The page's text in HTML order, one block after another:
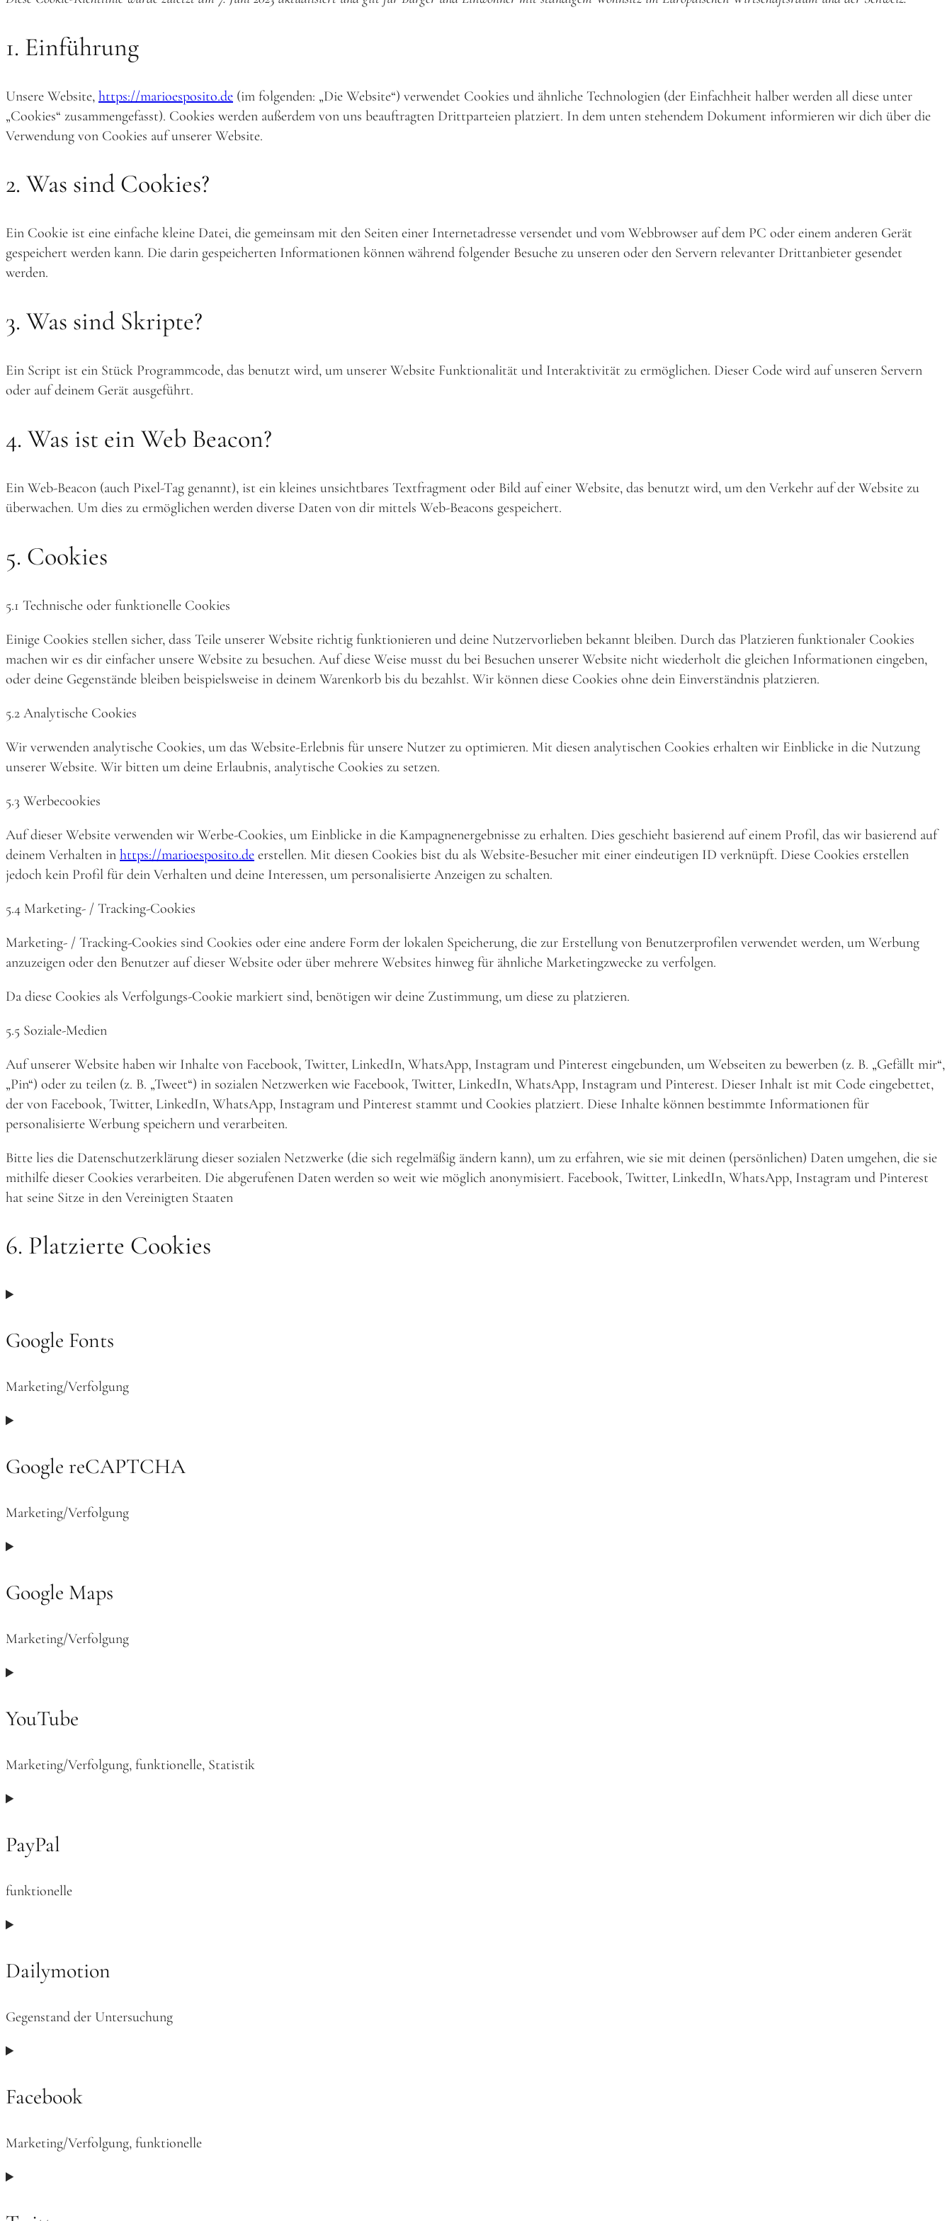
1. Einführung
Unsere Website, https://marioesposito.de (im folgenden: „Die Website“) verwendet Cookies und ähnliche Technologien (der Einfachheit halber werden all diese unter
„Cookies“ zusammengefasst). Cookies werden außerdem von uns beauftragten Drittparteien platziert. In dem unten stehendem Dokument informieren wir dich über die
Verwendung von Cookies auf unserer Website.
2. Was sind Cookies?
Ein Cookie ist eine einfache kleine Datei, die gemeinsam mit den Seiten einer Internetadresse versendet und vom Webbrowser auf dem PC oder einem anderen Gerät
gespeichert werden kann. Die darin gespeicherten Informationen können während folgender Besuche zu unseren oder den Servern relevanter Drittanbieter gesendet
werden.
3. Was sind Skripte?
Ein Script ist ein Stück Programmcode, das benutzt wird, um unserer Website Funktionalität und Interaktivität zu ermöglichen. Dieser Code wird auf unseren Servern
oder auf deinem Gerät ausgeführt.
4. Was ist ein Web Beacon?
Ein Web-Beacon (auch Pixel-Tag genannt), ist ein kleines unsichtbares Textfragment oder Bild auf einer Website, das benutzt wird, um den Verkehr auf der Website zu
überwachen. Um dies zu ermöglichen werden diverse Daten von dir mittels Web-Beacons gespeichert.
5. Cookies
5.1 Technische oder funktionelle Cookies
Einige Cookies stellen sicher, dass Teile unserer Website richtig funktionieren und deine Nutzervorlieben bekannt bleiben. Durch das Platzieren funktionaler Cookies
machen wir es dir einfacher unsere Website zu besuchen. Auf diese Weise musst du bei Besuchen unserer Website nicht wiederholt die gleichen Informationen eingeben,
oder deine Gegenstände bleiben beispielsweise in deinem Warenkorb bis du bezahlst. Wir können diese Cookies ohne dein Einverständnis platzieren.
5.2 Analytische Cookies
Wir verwenden analytische Cookies, um das Website-Erlebnis für unsere Nutzer zu optimieren. Mit diesen analytischen Cookies erhalten wir Einblicke in die Nutzung
unserer Website. Wir bitten um deine Erlaubnis, analytische Cookies zu setzen.
5.3 Werbecookies
Auf dieser Website verwenden wir Werbe-Cookies, um Einblicke in die Kampagnenergebnisse zu erhalten. Dies geschieht basierend auf einem Profil, das wir basierend auf
deinem Verhalten in https://marioesposito.de erstellen. Mit diesen Cookies bist du als Website-Besucher mit einer eindeutigen ID verknüpft. Diese Cookies erstellen
jedoch kein Profil für dein Verhalten und deine Interessen, um personalisierte Anzeigen zu schalten.
5.4 Marketing- / Tracking-Cookies
Marketing- / Tracking-Cookies sind Cookies oder eine andere Form der lokalen Speicherung, die zur Erstellung von Benutzerprofilen verwendet werden, um Werbung
anzuzeigen oder den Benutzer auf dieser Website oder über mehrere Websites hinweg für ähnliche Marketingzwecke zu verfolgen.
Da diese Cookies als Verfolgungs-Cookie markiert sind, benötigen wir deine Zustimmung, um diese zu platzieren.
5.5 Soziale-Medien
Auf unserer Website haben wir Inhalte von Facebook, Twitter, LinkedIn, WhatsApp, Instagram und Pinterest eingebunden, um Webseiten zu bewerben (z. B. „Gefällt mir“,
„Pin“) oder zu teilen (z. B. „Tweet“) in sozialen Netzwerken wie Facebook, Twitter, LinkedIn, WhatsApp, Instagram und Pinterest. Dieser Inhalt ist mit Code eingebettet,
der von Facebook, Twitter, LinkedIn, WhatsApp, Instagram und Pinterest stammt und Cookies platziert. Diese Inhalte können bestimmte Informationen für
personalisierte Werbung speichern und verarbeiten.
Bitte lies die Datenschutzerklärung dieser sozialen Netzwerke (die sich regelmäßig ändern kann), um zu erfahren, wie sie mit deinen (persönlichen) Daten umgehen, die sie
mithilfe dieser Cookies verarbeiten. Die abgerufenen Daten werden so weit wie möglich anonymisiert. Facebook, Twitter, LinkedIn, WhatsApp, Instagram und Pinterest
hat seine Sitze in den Vereinigten Staaten
6. Platzierte Cookies
Google Fonts
Marketing/Verfolgung
Consent
service
google-
Google reCAPTCHA
Marketing/Verfolgung
Consent
service
google-
Google Maps
Marketing/Verfolgung
Consent
service
google-
YouTube
Marketing/Verfolgung, funktionelle, Statistik
Consent
service
youtube
PayPal
funktionelle
Consent
service
paypal
Dailymotion
Gegenstand der Untersuchung
Consent
service
dailymotion
Facebook
Marketing/Verfolgung, funktionelle
Consent
service